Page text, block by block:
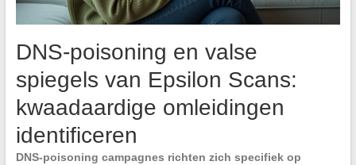
DNS-poisoning en valse
spiegels van Epsilon Scans:
kwaadaardige omleidingen
identificeren
DNS-poisoning campagnes richten zich specifiek op